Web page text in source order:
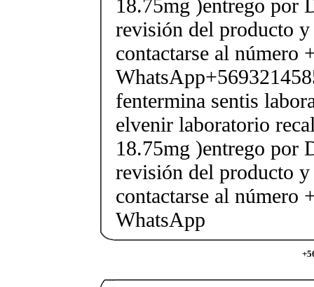
18.75mg )entrego por
revisión del producto
contactarse al número
fentermina sentis
elvenir laboratorio
18.75mg )entrego por
revisión del producto
contactarse al número
WhatsApp